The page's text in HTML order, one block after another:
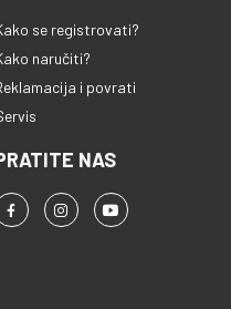
se registrovati?
naručiti?
i povrati
NAS